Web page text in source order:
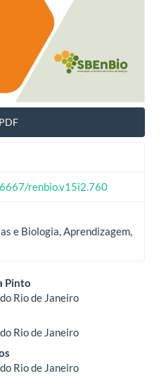
PDF
renbio.v15i2.760
e Biologia, Aprendizagem,
Pinto
Rio de Janeiro
Rio de Janeiro
Rio de Janeiro